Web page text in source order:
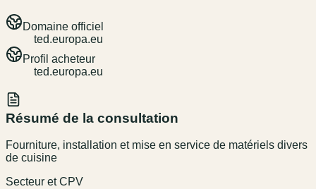
Domaine officiel
ted.europa.eu
Profil acheteur
ted.europa.eu
Résumé de la consultation
Fourniture, installation et mise en service de matériels divers
de cuisine
Secteur et CPV